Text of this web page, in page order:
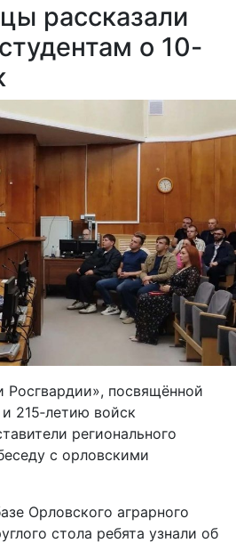
рассказали
о 10-
Росгвардии», посвящённой
215‑летию войск
регионального
с орловскими
Орловского аграрного
стола ребята узнали об